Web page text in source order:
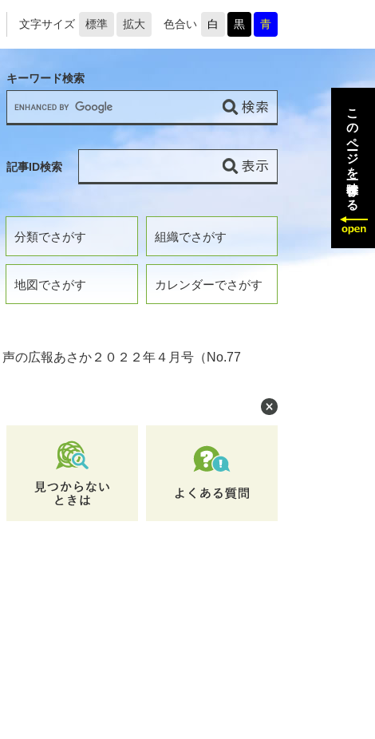
文字サイズ 標準 拡大 色合い 白 黒 青
分類でさがす 組織でさがす
地図でさがす カレンダーでさがす
キーワード検索
記事ID検索
声の広報あさか２０２２年４月号（No.77
このページを一時保存する